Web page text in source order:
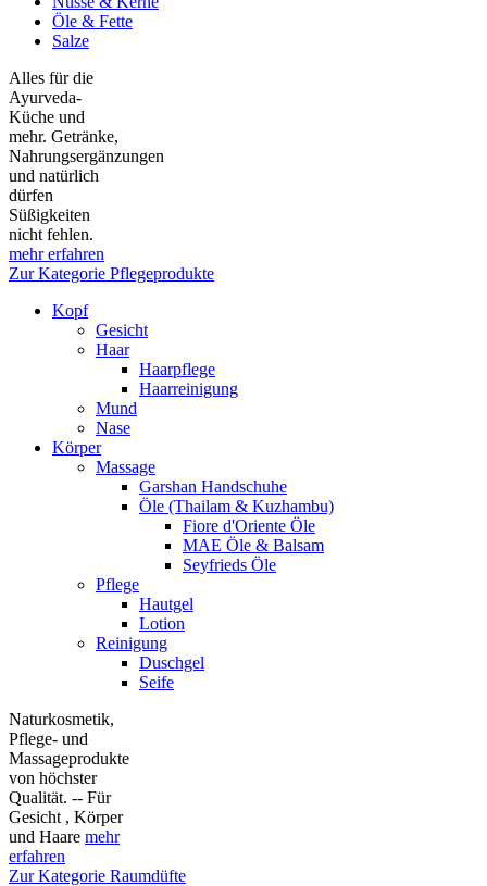
Öle & Fette
Salze
Alles für die
Ayurveda-
Küche und
mehr. Getränke,
Nahrungsergänzungen
und natürlich
dürfen
Süßigkeiten
nicht fehlen.
mehr erfahren
Zur Kategorie Pflegeprodukte
Kopf
Gesicht
Haar
Haarpflege
Haarreinigung
Mund
Nase
Körper
Massage
Garshan Handschuhe
Öle (Thailam & Kuzhambu)
Fiore d'Oriente Öle
MAE Öle & Balsam
Seyfrieds Öle
Pflege
Hautgel
Lotion
Reinigung
Duschgel
Seife
Naturkosmetik,
Pflege- und
Massageprodukte
von höchster
Qualität. -- Für
Gesicht , Körper
und Haare mehr
erfahren
Zur Kategorie Raumdüfte